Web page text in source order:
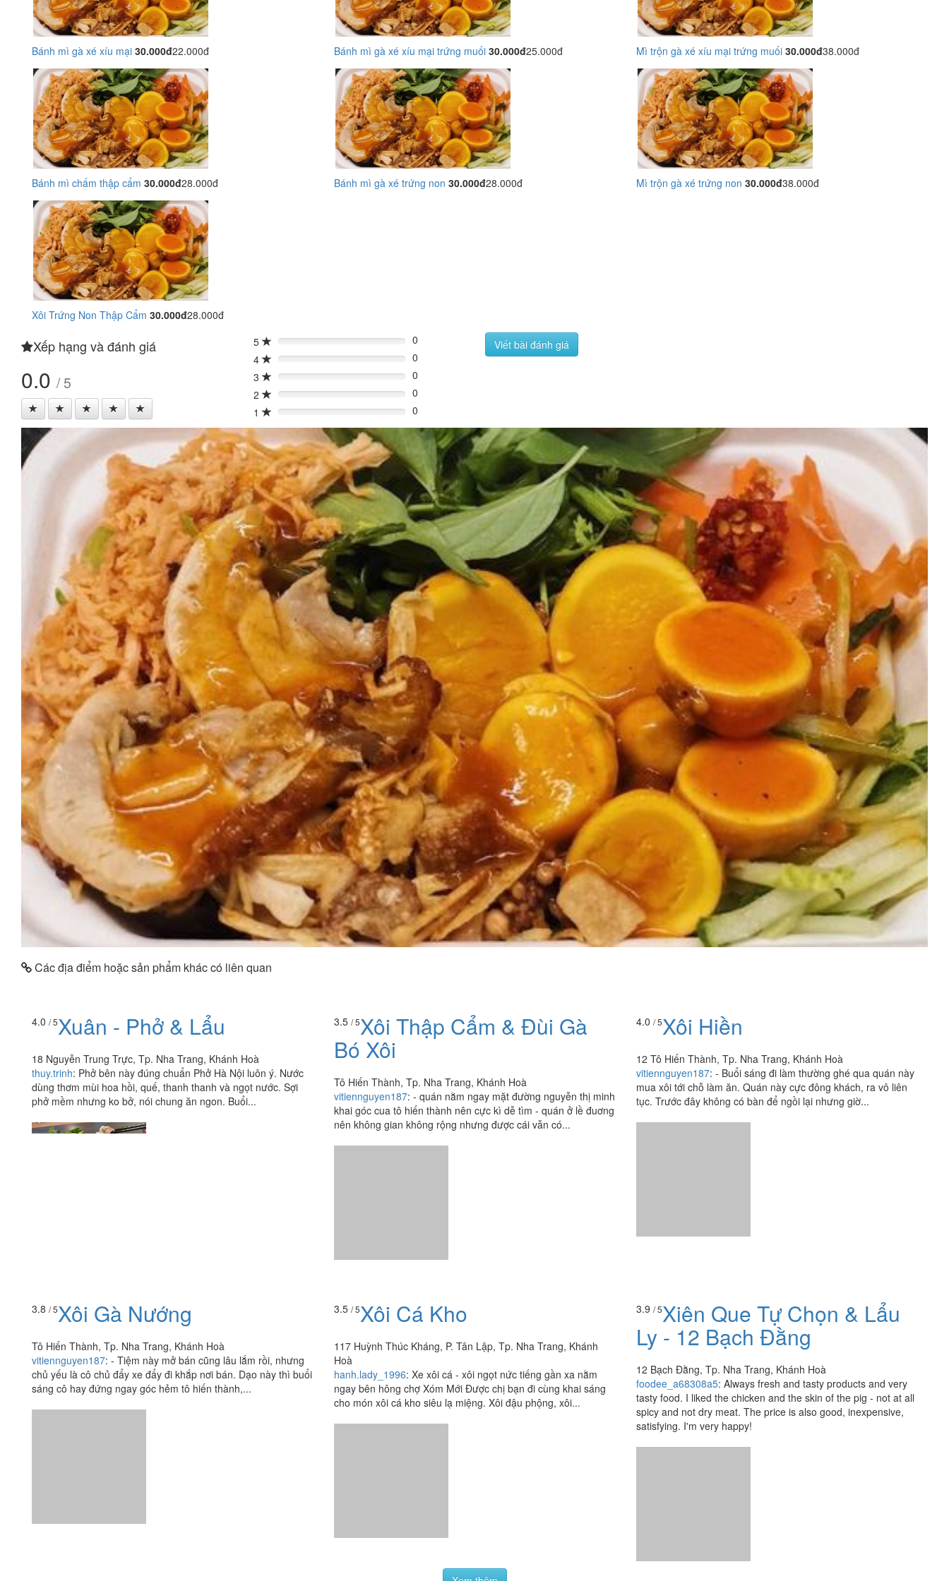
Bánh mì gà xé xíu mại 30.000đ22.000đ Bánh mì gà xé xíu mại trứng muối 30.000đ25.000đ Mì trộn gà xé xíu mại trứng muối 30.000đ38.000đ
Bánh mì chấm thập cẩm 30.000đ28.000đ Bánh mì gà xé trứng non 30.000đ28.000đ Mì trộn gà xé trứng non 30.000đ38.000đ
Xôi Trứng Non Thập Cẩm 30.000đ28.000đ
Xếp hạng và đánh giá
0.0 / 5
5 0%
0
4
0%
0
3
0%
0
2
0%
0
1
0% 0
Viết bài đánh giá
Các địa điểm hoặc sản phẩm khác có liên quan
4.0 / 5Xuân - Phở & Lẩu
18 Nguyễn Trung Trực, Tp. Nha Trang, Khánh Hoà
thuy.trinh: Phở bên này đúng chuẩn Phở Hà Nội luôn ý. Nước
dùng thơm mùi hoa hồi, quế, thanh thanh và ngọt nước. Sợi
phở mềm nhưng ko bở, nói chung ăn ngon. Buổi...
3.5 / 5Xôi Thập Cẩm & Đùi Gà
Bó Xôi
Tô Hiến Thành, Tp. Nha Trang, Khánh Hoà
vitiennguyen187: - quán nằm ngay mặt đường nguyễn thị minh
khai góc cua tô hiến thành nên cực kì dễ tìm - quán ở lề đuơng
nên không gian không rộng nhưng được cái vẫn có...
4.0 / 5Xôi Hiền
12 Tô Hiến Thành, Tp. Nha Trang, Khánh Hoà
vitiennguyen187: - Buổi sáng đi làm thường ghé qua quán này
mua xôi tới chỗ làm ăn. Quán này cực đông khách, ra vô liên
tục. Trước đây không có bàn để ngồi lại nhưng giờ...
sáng cô hay đứng ngay góc hẻm tô hiến thành,...
ngay bên hông chợ Xóm Mới Được chị bạn đi cùng khai sáng
3.9/ 5Xiên Que Tự Chọn & Lẩu
foodee_a68308a5:Always fresh and tasty products and very
tasty food. I liked the chicken and the skin of the pig - not at all
spicy and not dry meat. The price is also good, inexpensive,
satisfying. I'm very happy!